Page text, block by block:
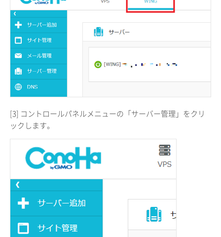
[3] コントロールパネルメニューの「サーバー管理」をクリ
ックします。